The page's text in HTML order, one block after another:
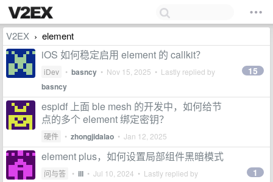
V2EX › element
iOS 如何稳定启用 element 的 callkit？
iDev • basncy • Nov 15, 2025 • Lastly replied by
basncy
15
espidf 上面 ble mesh 的开发中，如何给节
点的多个 element 绑定密钥？
硬件 • zhongjidalao • Jan 12, 2025
element plus，如何设置局部组件黑暗模式
问与答 • ill • Jul 10, 2024 • Lastly replied by 1